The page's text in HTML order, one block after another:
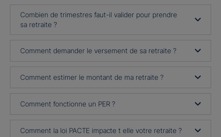
Combien de trimestres faut-il valider pour prendre
sa retraite ?
Comment demander le versement de sa retraite ?
Comment estimer le montant de ma retraite ?
Comment fonctionne un PER ?
Comment la loi PACTE impacte t elle votre retraite ?